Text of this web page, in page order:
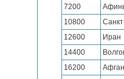
7200
10800
12600
Иран
14400
16200